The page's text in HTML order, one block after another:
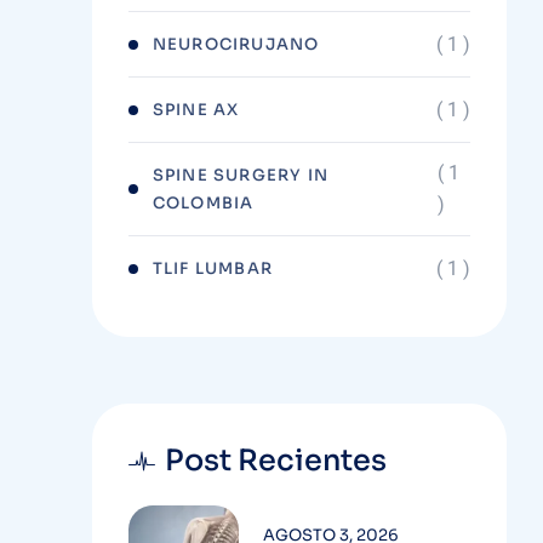
NEUROCIRUJANO ( 1 )
SPINE AX ( 1 )
SPINE SURGERY IN
COLOMBIA
( 1
)
TLIF LUMBAR ( 1 )
Post Recientes
AGOSTO 3, 2026